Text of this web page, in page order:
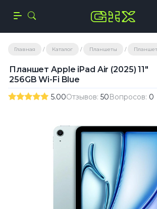
Главная Каталог Планшеты
Планшет Apple iPad Air (2025) 11"
256GB Wi-Fi Blue
5.00Отзывов: 50Вопросов: 0